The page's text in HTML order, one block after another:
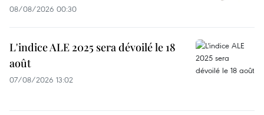
08/08/2026 00:30
L'indice ALE 2025 sera dévoilé le 18
août
07/08/2026 13:02